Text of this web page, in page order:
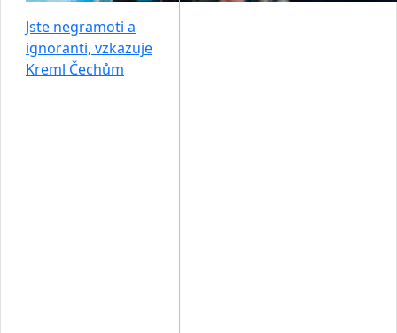
Jste negramoti a
ignoranti, vzkazuje
Kreml Čechům